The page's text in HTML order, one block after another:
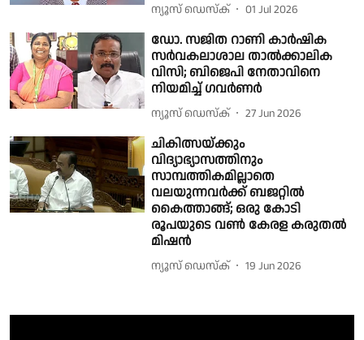
ന്യൂസ് ഡെസ്ക് 01 Jul 2026
ഡോ. സജിത റാണി കാർഷിക
സർവകലാശാല താൽക്കാലിക
വിസി; ബിജെപി നേതാവിനെ
നിയമിച്ച് ഗവർണർ
ന്യൂസ് ഡെസ്ക് 27 Jun 2026
ചികിത്സയ്ക്കും
വിദ്യാഭ്യാസത്തിനും
സാമ്പത്തികമില്ലാതെ
വലയുന്നവര്‍ക്ക് ബജറ്റില്‍
കൈത്താങ്ങ്; ഒരു കോടി
രൂപയുടെ വണ്‍ കേരള കരുതല്‍
മിഷന്‍
ന്യൂസ് ഡെസ്ക് 19 Jun 2026